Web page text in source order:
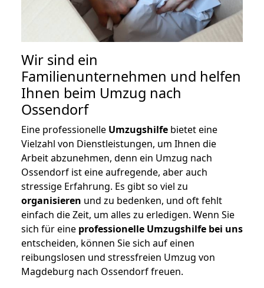
Wir sind ein
Familienunternehmen und helfen
Ihnen beim Umzug nach
Ossendorf
Eine professionelle Umzugshilfe bietet eine
Vielzahl von Dienstleistungen, um Ihnen die
Arbeit abzunehmen, denn ein Umzug nach
Ossendorf ist eine aufregende, aber auch
stressige Erfahrung. Es gibt so viel zu
organisieren und zu bedenken, und oft fehlt
einfach die Zeit, um alles zu erledigen. Wenn Sie
sich für eine professionelle Umzugshilfe bei uns
entscheiden, können Sie sich auf einen
reibungslosen und stressfreien Umzug von
Magdeburg nach Ossendorf freuen.